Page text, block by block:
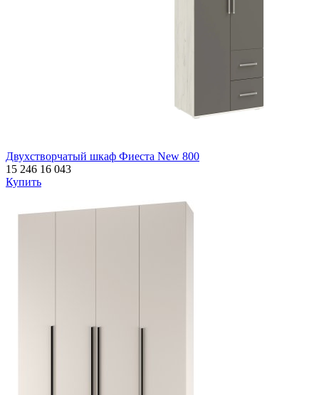
Двухстворчатый шкаф Фиеста New 800
15 246 16 043
Купить